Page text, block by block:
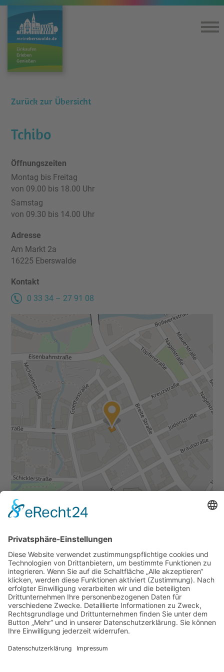
Home
Einkaufen & Genießen
Kultur
Service
Kontakt
Datenschutz
Zurück zur Übersicht
Tchibo
Öffnungszeiten
Montag bis Freitag
von 09.00 bis 18.00 Uhr
Samstag
von 09.30 bis 14.00 Uhr
Adresse
Am Markt 2a
16225 Eberswalde
Kontakt
0 33 34 – 27 91 08